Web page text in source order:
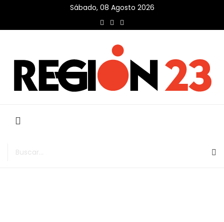
Sábado, 08 Agosto 2026